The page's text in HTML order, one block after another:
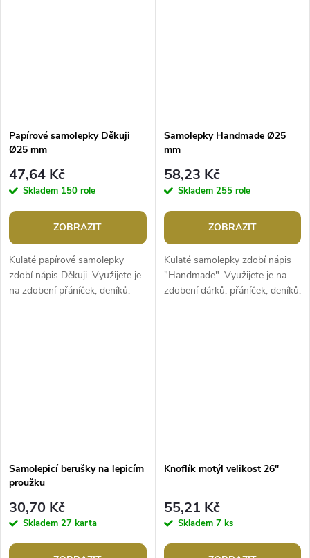
Papírové samolepky Děkuji
Ø25 mm
47,64 Kč
Skladem 150 role
ZOBRAZIT
Kulaté papírové samolepky
zdobí nápis Děkuji. Využijete je
na zdobení přáníček, deníků,
dárků, foto rámečků, alb,
Samolepky Handmade Ø25
mm
58,23 Kč
Skladem 255 role
ZOBRAZIT
Kulaté samolepky zdobí nápis
"Handmade". Využijete je na
zdobení dárků, přáníček, deníků,
foto rámečků, alb, pozvánek,
Samolepicí berušky na lepicím
proužku
30,70 Kč
Skladem 27 karta
Knoflík motýl velikost 26"
55,21 Kč
Skladem 7 ks